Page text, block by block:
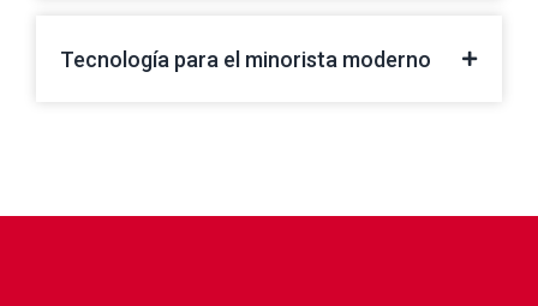
Tecnología para el minorista moderno